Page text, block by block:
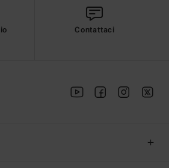
Contattaci